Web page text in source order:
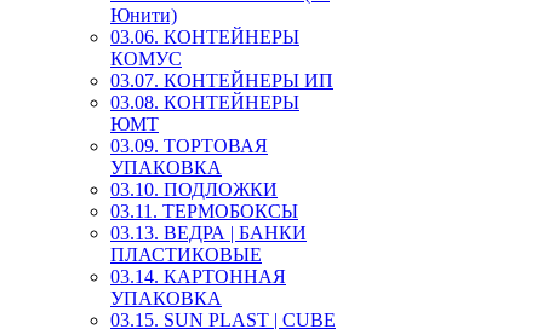
Юнити)
03.06. КОНТЕЙНЕРЫ
КОМУС
03.07. КОНТЕЙНЕРЫ ИП
03.08. КОНТЕЙНЕРЫ
ЮМТ
03.09. ТОРТОВАЯ
УПАКОВКА
03.10. ПОДЛОЖКИ
03.11. ТЕРМОБОКСЫ
03.13. ВЕДРА | БАНКИ
ПЛАСТИКОВЫЕ
03.14. КАРТОННАЯ
УПАКОВКА
03.15. SUN PLAST | CUBE